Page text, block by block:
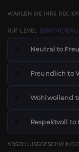
WÄHLEN SIE IHRE REGION
RUF LEVEL
Neutral to
Freundlich to
Wohlwollend
Respektvoll to